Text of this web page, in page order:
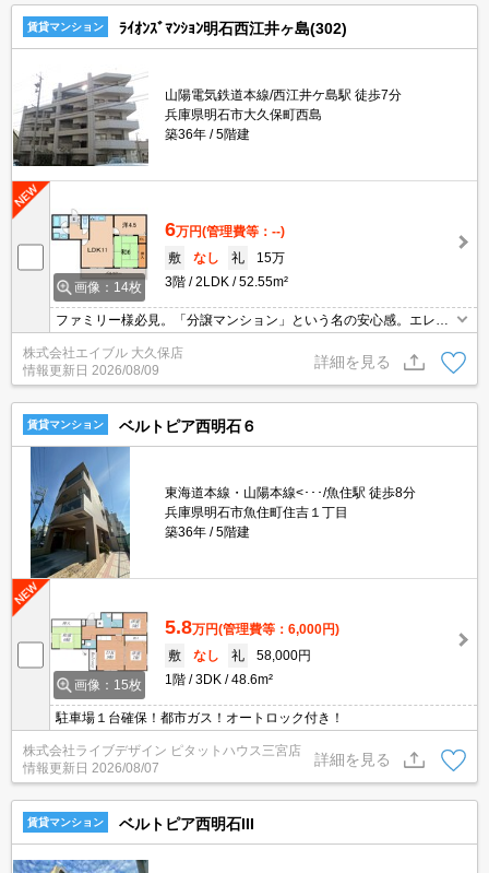
賃貸マンション ﾗｲｵﾝｽﾞﾏﾝｼｮﾝ明石西江井ヶ島(302)
山陽電気鉄道本線/西江井ケ島駅 徒歩7分
兵庫県明石市大久保町西島
築36年
5階建
画像：14枚
6万円(管理費等：--)
敷
なし 礼
15万
3階
2LDK 52.55m²
ファミリー様必見。「分譲マンション」という名の安心感。エレベ
ーター付きのマンションタイプ。全居室に収納スペースあり。最寄
り駅まで徒歩10分！。幹線道路近くでアクセス良好。ぜひお問い合
わせください!。
株式会社エイブル 大久保店
情報更新日 2026/08/09
詳細を見る
賃貸マンション ベルトピア西明石６
東海道本線・山陽本線<･･･/魚住駅 徒歩8分
兵庫県明石市魚住町住吉１丁目
築36年
5階建
画像：15枚
5.8万円(管理費等：6,000円)
敷
なし 礼
58,000円
1階
3DK 48.6m²
駐車場１台確保！都市ガス！オートロック付き！
株式会社ライブデザイン ピタットハウス三宮店
情報更新日 2026/08/07
詳細を見る
賃貸マンション ベルトピア西明石III